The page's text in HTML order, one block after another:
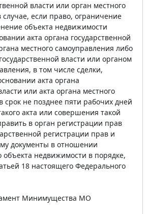
власти или орган местного
если право, ограничение
объекта недвижимости
акта органа государственной
местного самоуправления либо
власти или органом
в том числе сделки,
акта органа
или акта органа местного
срок не позднее пяти рабочих дней
акта или совершения такой
в орган регистрации прав
регистрации прав и
документы в отношении
объекта недвижимости в порядке,
18 настоящего Федерального
Минимущества МО